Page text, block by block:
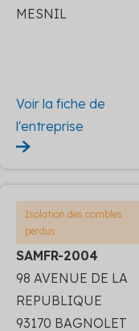
MESNIL
Voir la fiche de
l'entreprise
Isolation des combles
perdus
SAMFR-2004
98 AVENUE DE LA
REPUBLIQUE
93170 BAGNOLET